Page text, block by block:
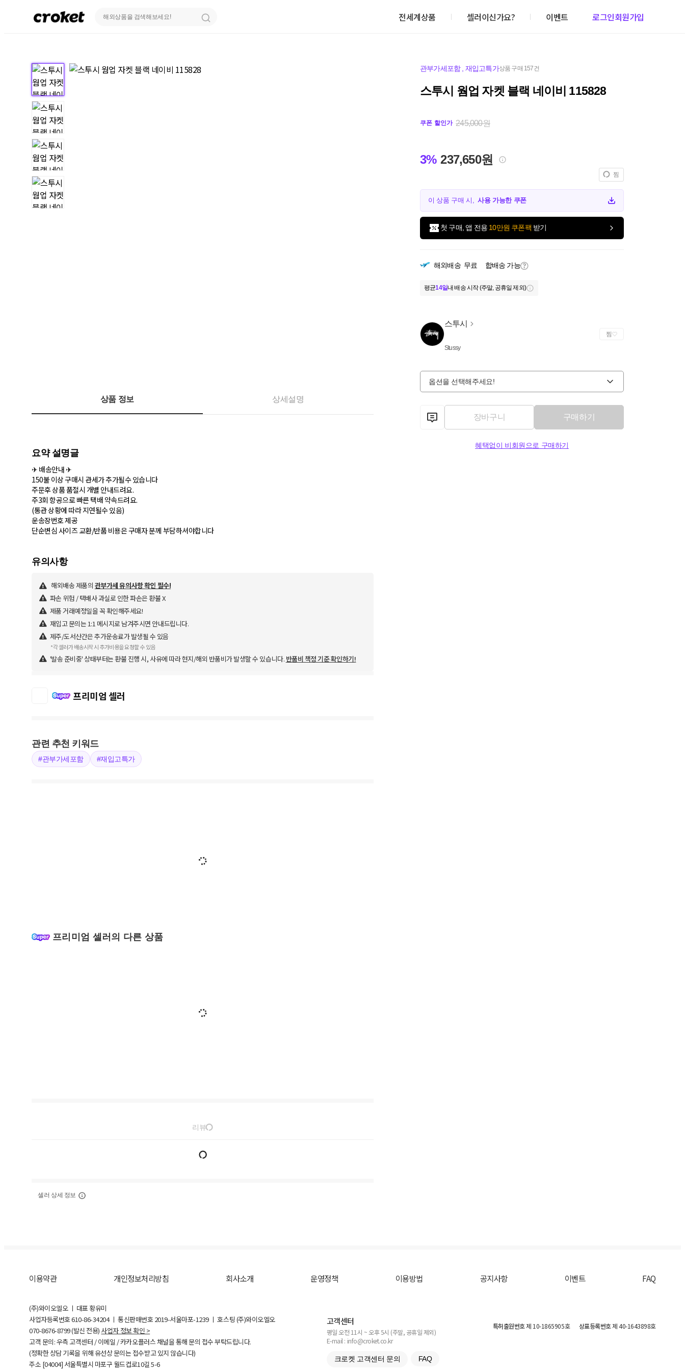
전세계상품 셀러이신가요? 이벤트 로그인회원가입
관부가세포함 재입고특가상품 구매 157건
스투시 웜업 자켓 블랙 네이비 115828
쿠폰 할인가 245,000원
3% 237,650원
찜
이 상품 구매 시,사용 가능한 쿠폰
첫 구매, 앱 전용 10만원 쿠폰팩 받기
해외배송 무료 합배송 가능
평균14일내 배송 시작 (주말, 공휴일 제외)
스투시
Stussy
찜
옵션을 선택해주세요!
장바구니 구매하기
혜택없이 비회원으로 구매하기
상품 정보 상세설명
요약 설명글
✈ 배송안내 ✈
150불 이상 구매시 관세가 추가될수 있습니다
주문후 상품 품절시 개별 안내드려요.
주3회 항공으로 빠른 택배 약속드려요.
(통관 상황에 따라 지연될수 있음)
운송장번호 제공
단순변심 사이즈 교환/반품 비용은 구매자 분께 부담하셔야합니다
유의사항
해외배송 제품의 관부가세 유의사항 확인 필수!
파손 위험 / 택배사 과실로 인한 파손은 환불 X
제품 거래예정일을 꼭 확인해주세요!
재입고 문의는 1:1 메시지로 남겨주시면 안내드립니다.
제주/도서산간은 추가운송료가 발생될 수 있음
*각 셀러가 배송시작 시 추가비용을 요청할 수 있음
'발송 준비중' 상태부터는 환불 진행 시, 사유에 따라 현지/해외 반품비가 발생할 수 있습니다. 반품비 책정 기준 확인하기!
프리미엄 셀러
관련 추천 키워드
#관부가세포함 #재입고특가
프리미엄 셀러의 다른 상품
리뷰
셀러 상세 정보
이용약관 개인정보처리방침 회사소개 운영정책 이용방법 공지사항 이벤트 FAQ
(주)와이오엘오 ㅣ 대표 황유미
사업자등록번호610-86-34204ㅣ 통신판매번호 2019-서울마포-1239 ㅣ 호스팅 (주)와이오엘오
070-8676-8799 (발신 전용) 사업자 정보 확인 >
고객 문의: 우측 고객센터 / 이메일 / 카카오플러스 채널을 통해 문의 접수 부탁드립니다.
(정확한 상담 기록을 위해 유선상 문의는 접수받고 있지 않습니다)
주소 [04004] 서울특별시 마포구 월드컵로10길5-6
고객센터
평일 오전 11시 ~ 오후 5시 (주말, 공휴일 제외)
E-mail : info@croket.co.kr
크로켓 고객센터 문의 FAQ
특허출원번호제 10-1865905호 상표등록번호제 40-1643898호